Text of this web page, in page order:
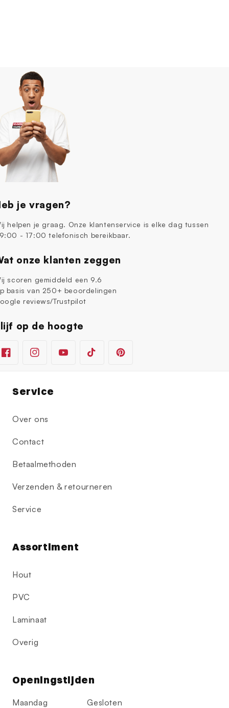
je vragen?
helpen je graag. Onze klantenservice is elke dag tussen
- 17:00 telefonisch bereikbaar.
onze klanten zeggen
scoren gemiddeld een 9.6
basis van 250+ beoordelingen
reviews/Trustpilot
op de hoogte
FacebookInstagramYouTubeTikTok Pinterest
Service
Over ons
Contact
Betaalmethoden
Verzenden & retourneren
Service
Assortiment
Hout
PVC
Laminaat
Overig
Openingstijden
Maandag
Gesloten